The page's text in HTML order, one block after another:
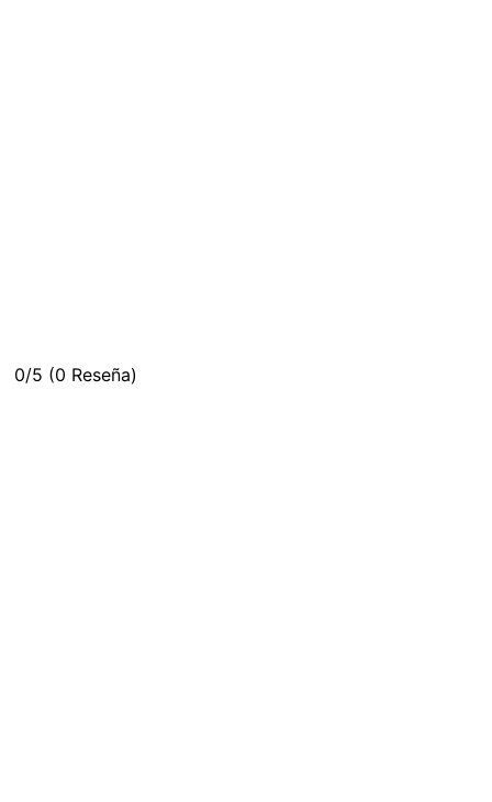
0/5 (0 Reseña)